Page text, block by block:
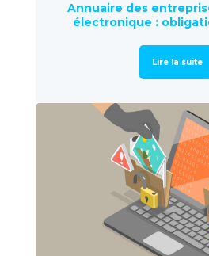
Annuaire des
électronique :
Lire la suite